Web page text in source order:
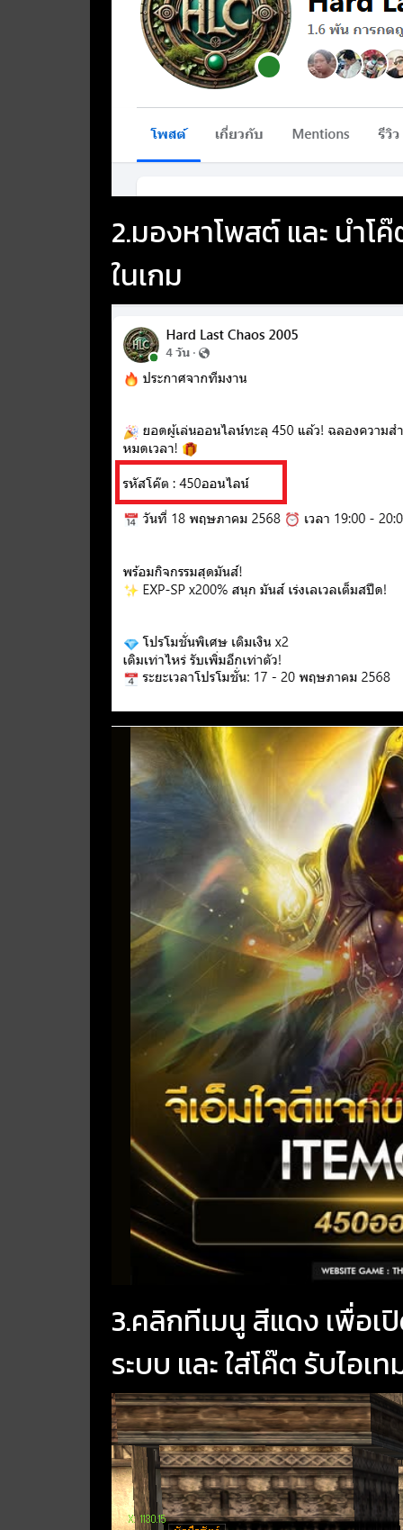
2.มองหาโพสต์ และ นำโ
ในเกม
3.คลิกทีเมนู สีแดง เพื่อเ
ระบบ และ ใส่โค๊ต รับไอเท